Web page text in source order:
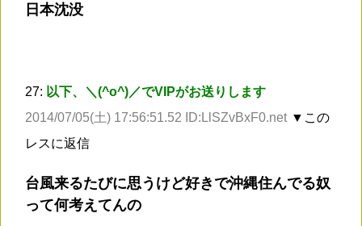
日本沈没
27: 以下、＼(^o^)／でVIPがお送りします
2014/07/05(土) 17:56:51.52 ID:LlSZvBxF0.net ▼この
レスに返信
台風来るたびに思うけど好きで沖縄住んでる奴
って何考えてんの